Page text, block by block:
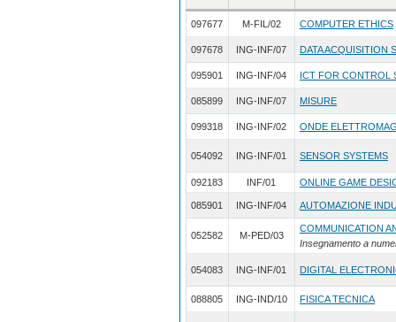
097677 M-FIL/02 COMPUTER ETHICS
097678 ING-INF/07 DATA ACQUISITION
095901 ING-INF/04 ICT FOR CONTROL
085899 ING-INF/07 MISURE
099318 ING-INF/02 ONDE
054092 ING-INF/01 SENSOR SYSTEMS
092183 INF/01 ONLINE GAME
085901 ING-INF/04 AUTOMAZIONE
052582 M-PED/03
COMMUNICATION
Insegnamento a
054083 ING-INF/01 DIGITAL
088805 ING-IND/10 FISICA TECNICA